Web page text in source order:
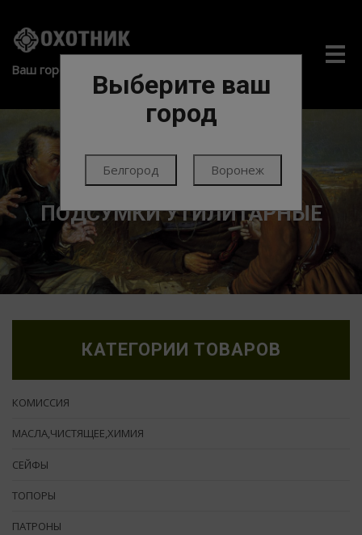
Ваш город:
Выберите ваш
город
Белгород Воронеж
ГЛАВНАЯ ЭКИПИРОВКА ТАКТИКА
ПОДСУМКИ УТИЛИТАРНЫЕ
КАТЕГОРИИ ТОВАРОВ
КОМИССИЯ
МАСЛА,ЧИСТЯЩЕЕ,ХИМИЯ
СЕЙФЫ
ТОПОРЫ
ПАТРОНЫ